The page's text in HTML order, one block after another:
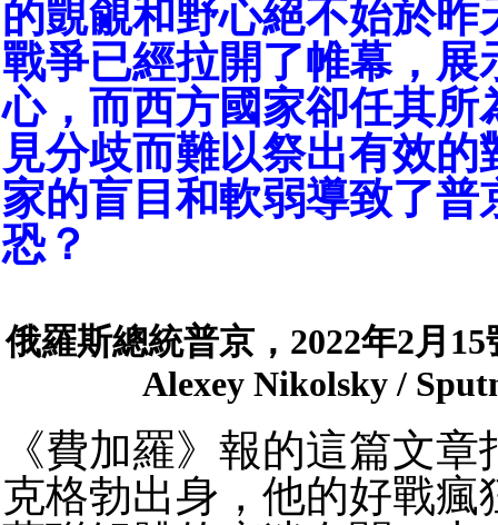
的覬覦和野心絕不始於昨
戰爭已經拉開了帷幕，展
心，而西方國家卻任其所
見分歧而難以祭出有效的
家的盲目和軟弱導致了普
恐？
俄羅斯總統普京，2022年2月
Alexey Nikolsky /
《費加羅》報的這篇文
克格勃出身，他的好戰瘋